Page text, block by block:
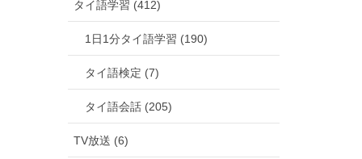
タイ語学習 (412)
1日1分タイ語学習 (190)
タイ語検定 (7)
タイ語会話 (205)
TV放送 (6)